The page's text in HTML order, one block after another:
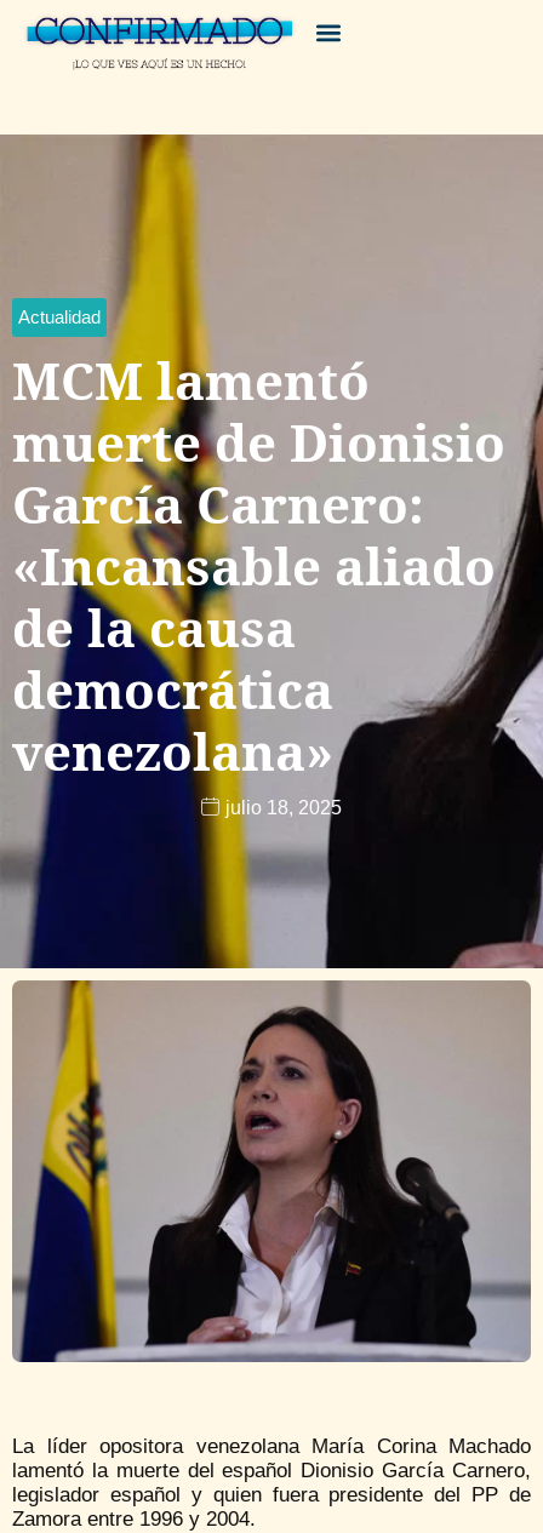
Actualidad
MCM lamentó
muerte de Dionisio
García Carnero:
«Incansable aliado
de la causa
democrática
venezolana»
julio 18, 2025
La líder opositora venezolana María Corina Machado
lamentó la muerte del español Dionisio García Carnero,
legislador español y quien fuera presidente del PP de
Zamora entre 1996 y 2004.